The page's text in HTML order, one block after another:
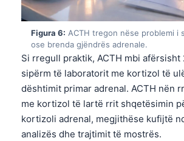
Figura 6: ACTH tregon nëse problemi i
ose brenda gjëndrës adrenale.
Si rregull praktik, ACTH mbi
sipërm të laboratorit me kortizol të
dështimit primar adrenal. ACTH nën
me kortizol të lartë rrit shqetësimin
kortizoli adrenal, megjithëse kufijtë
analizës dhe trajtimit të mostrës.
Gàidhlig
Occitan
Afrikaans
Монгол
ພາສາລາວ